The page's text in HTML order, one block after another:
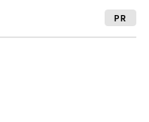
PR